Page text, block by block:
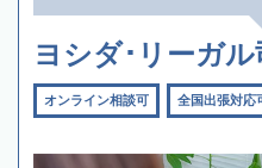
ヨシダ･リーガル
オンライン相談可 全国出張対応